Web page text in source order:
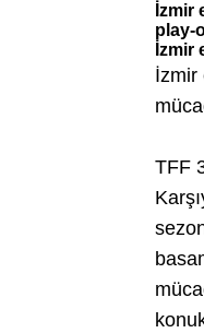
İzmir
play-
İzmir
İzmir
TFF